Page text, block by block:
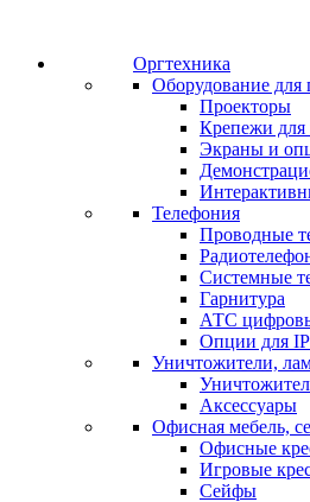
Оргтехника
Оборудование для
Проекторы
Крепежи для
Экраны и
Телефония
Проводные
Системные
Гарнитура
АТС
Опции для
Уничтожители,
Аксессуары
Офисная мебель,
Офисные
Игровые
Сейфы